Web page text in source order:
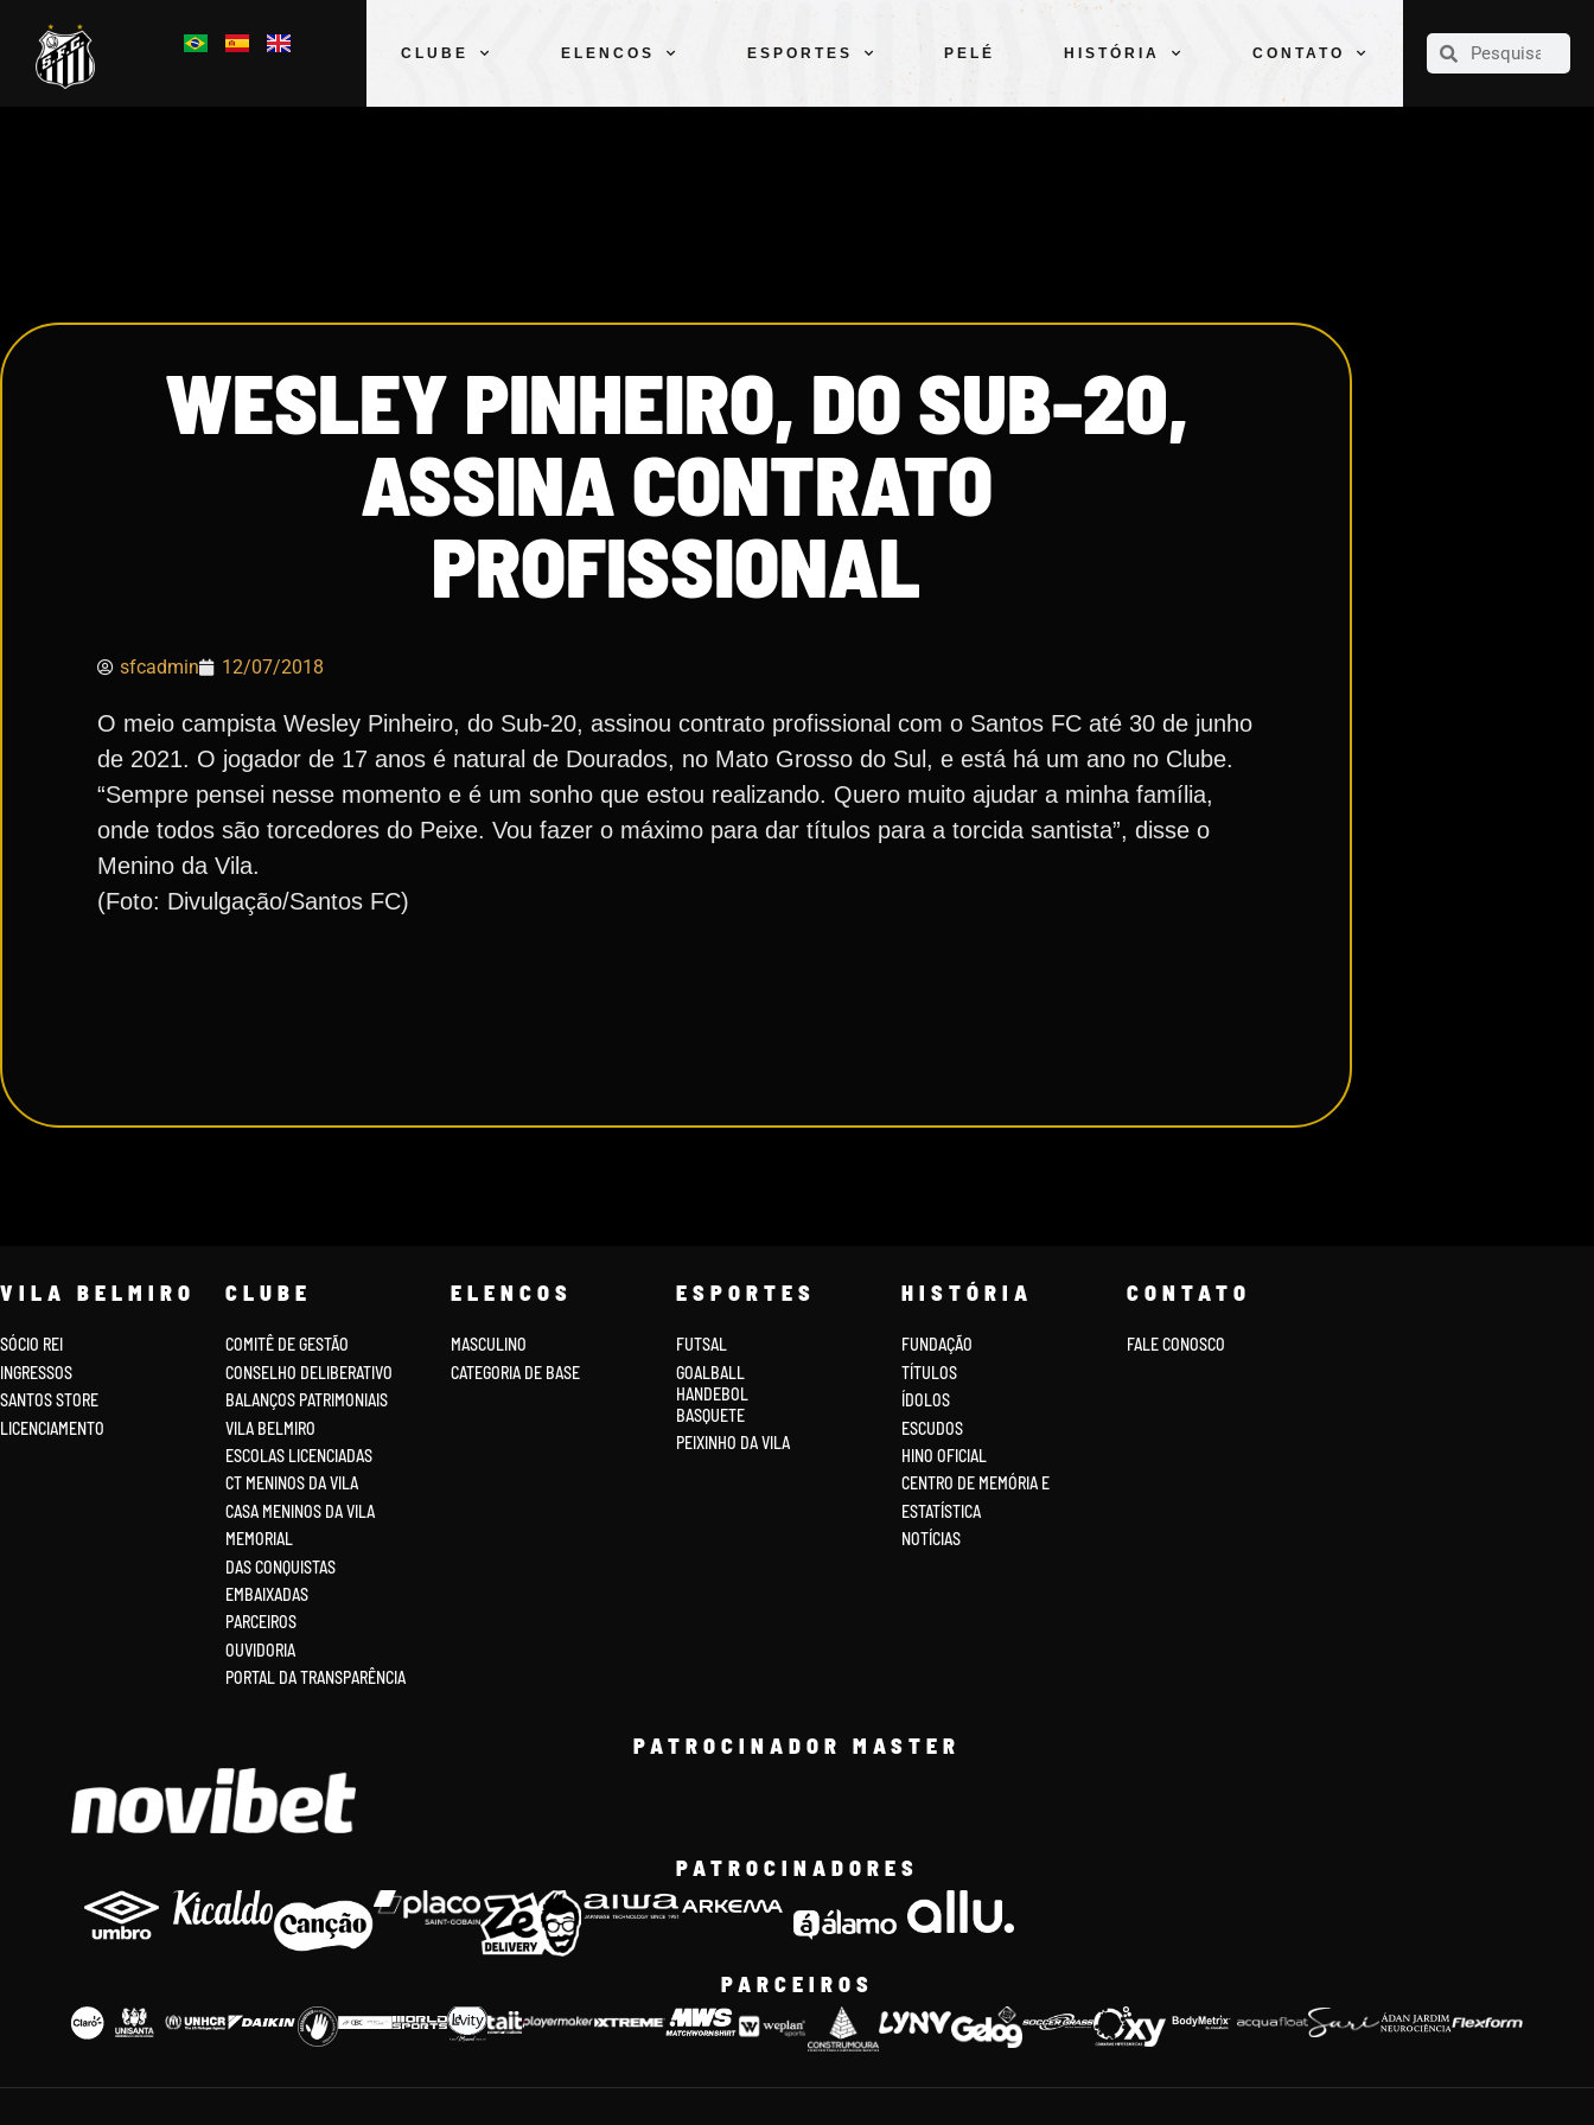
CLUBE ELENCOS ESPORTES PELÉ HISTÓRIA CONTATO
CLUBE
WESLEY PINHEIRO, DO SUB-20,
ASSINA CONTRATO
PROFISSIONAL
sfcadmin 12/07/2018
O meio campista Wesley Pinheiro, do Sub-20, assinou contrato profissional com o Santos FC até 30 de junho
de 2021. O jogador de 17 anos é natural de Dourados, no Mato Grosso do Sul, e está há um ano no Clube.
“Sempre pensei nesse momento e é um sonho que estou realizando. Quero muito ajudar a minha família,
onde todos são torcedores do Peixe. Vou fazer o máximo para dar títulos para a torcida santista”, disse o
Menino da Vila.
(Foto: Divulgação/Santos FC)
VILA BELMIRO
SÓCIO REI
INGRESSOS
SANTOS STORE
LICENCIAMENTO
CLUBE
COMITÊ DE GESTÃO
CONSELHO DELIBERATIVO
BALANÇOS PATRIMONIAIS
VILA BELMIRO
ESCOLAS LICENCIADAS
CT MENINOS DA VILA
CASA MENINOS DA VILA
MEMORIAL
DAS CONQUISTAS
EMBAIXADAS
PARCEIROS
OUVIDORIA
PORTAL DA TRANSPARÊNCIA
ELENCOS
MASCULINO
CATEGORIA DE BASE
ESPORTES
FUTSAL
GOALBALL
HANDEBOL
BASQUETE
PEIXINHO DA VILA
HISTÓRIA
FUNDAÇÃO
TÍTULOS
ÍDOLOS
ESCUDOS
HINO OFICIAL
CENTRO DE MEMÓRIA E
ESTATÍSTICA
NOTÍCIAS
CONTATO
FALE CONOSCO
PATROCINADOR MASTER
PATROCINADORES
PARCEIROS